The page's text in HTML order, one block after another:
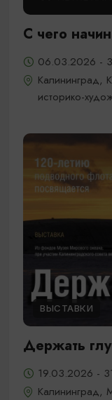
С чего
06.03.2026 -
Калининград,
историко-
ВЫСТАВКИ
Держать
19.03.2026 -
Калининград,